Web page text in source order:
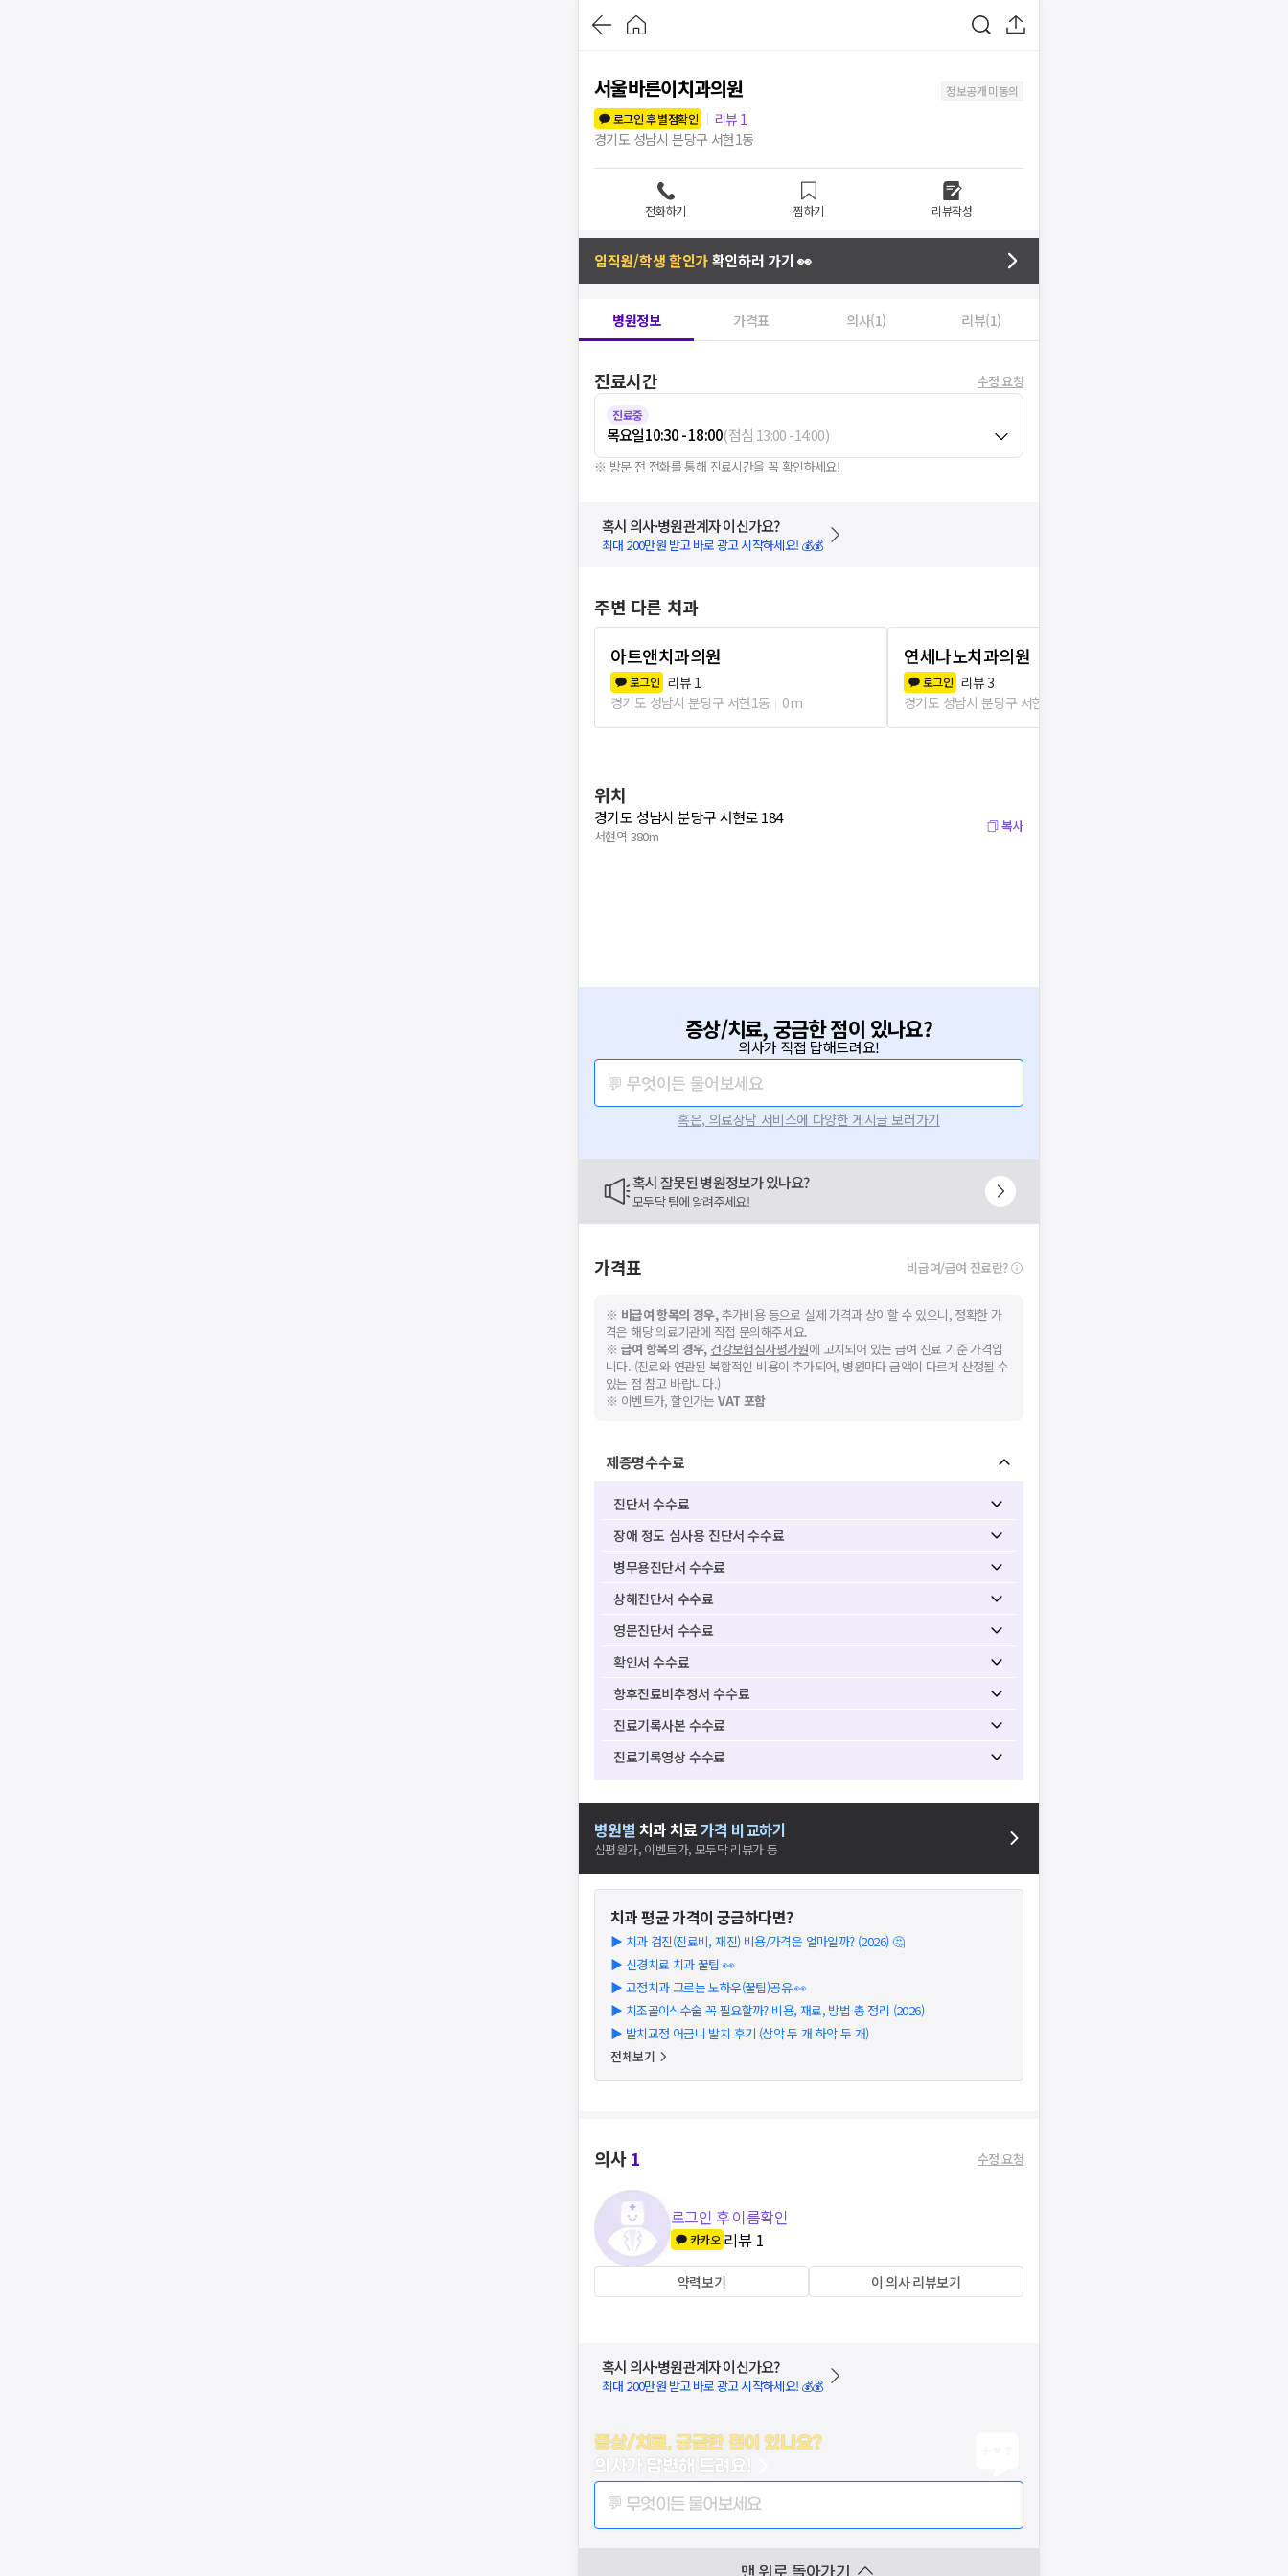
서울바른이치과의원
정보공개 미동의
로그인 후 별점확인
리뷰 1
경기도 성남시 분당구 서현1동
전화하기 찜하기 리뷰작성
임직원/학생 할인가확인하러 가기 👀
병원정보 가격표 의사(1) 리뷰(1)
진료시간 수정 요청
진료중
목요일10:30 - 18:00(점심 13:00-14:00)
※ 방문 전 전화를 통해 진료시간을 꼭 확인하세요!
혹시 의사·병원관계자 이신가요?
최대 200만원 받고 바로 광고 시작하세요! 💰💰
주변 다른 치과
아트앤치과의원
로그인 리뷰 1
경기도 성남시 분당구 서현1동
0m
연세나노치과의원
로그인 리뷰 3
경기도 성남시 분당구 서현1동
위치
경기도 성남시 분당구 서현로 184
서현역 380m
복사
증상/치료, 궁금한 점이 있나요?
의사가 직접 답해드려요!
💬 무엇이든 물어보세요
혹은, 의료상담 서비스에 다양한 게시글 보러가기
혹시 잘못된 병원정보가 있나요?
모두닥 팀에 알려주세요!
가격표 비급여/급여 진료란?
※ 비급여 항목의 경우,추가비용 등으로 실제 가격과 상이할 수 있으니, 정확한 가
격은 해당 의료기관에 직접 문의해주세요.
※ 급여 항목의 경우, 건강보험심사평가원에 고지되어 있는 급여 진료 기준 가격입
니다. (진료와 연관된 복합적인 비용이 추가되어, 병원마다 금액이 다르게 산정될 수
있는 점 참고 바랍니다.)
※ 이벤트가, 할인가는VAT 포함
제증명수수료
진단서 수수료
장애 정도 심사용 진단서 수수료
병무용진단서 수수료
상해진단서 수수료
영문진단서 수수료
확인서 수수료
향후진료비추정서 수수료
진료기록사본 수수료
진료기록영상 수수료
병원별 치과치료가격 비교하기
심평원가, 이벤트가, 모두닥 리뷰가 등
치과평균 가격이 궁금하다면?
▶ 치과 검진(진료비, 재진) 비용/가격은 얼마일까? (2026) 🤔
▶ 신경치료 치과 꿀팁 👀
▶ 교정치과 고르는 노하우(꿀팁)공유 👀
▶ 치조골이식수술 꼭 필요할까? 비용, 재료, 방법 총 정리 (2026)
▶ 발치교정 어금니 발치 후기 (상악 두 개 하악 두 개)
전체보기
의사1 수정 요청
로그인 후 이름확인
카카오 리뷰 1
약력보기 이 의사 리뷰보기
혹시 의사·병원관계자 이신가요?
최대 200만원 받고 바로 광고 시작하세요! 💰💰
증상/치료, 궁금한 점이 있나요?
의사가 답변해 드려요!
💬 무엇이든 물어보세요
맨 위로 돌아가기